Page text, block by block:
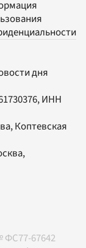
дня
ИНН
Коптевская
,
ФС77-67642